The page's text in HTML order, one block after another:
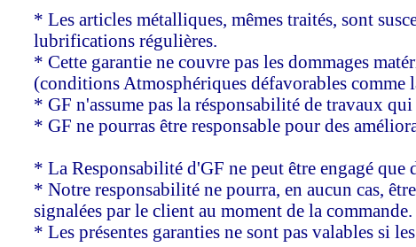
* Les articles métalliques, mêmes traités, sont
lubrifications régulières.
* Cette garantie ne couvre pas les dommages
(conditions Atmosphériques défavorables comme
* GF n'assume pas la résponsabilité de travaux
* GF ne pourras être responsable pour des
* La Responsabilité d'GF ne peut être engagé que
* Notre responsabilité ne pourra, en aucun cas,
signalées par le client au moment de la commande.
* Les présentes garanties ne sont pas valables si